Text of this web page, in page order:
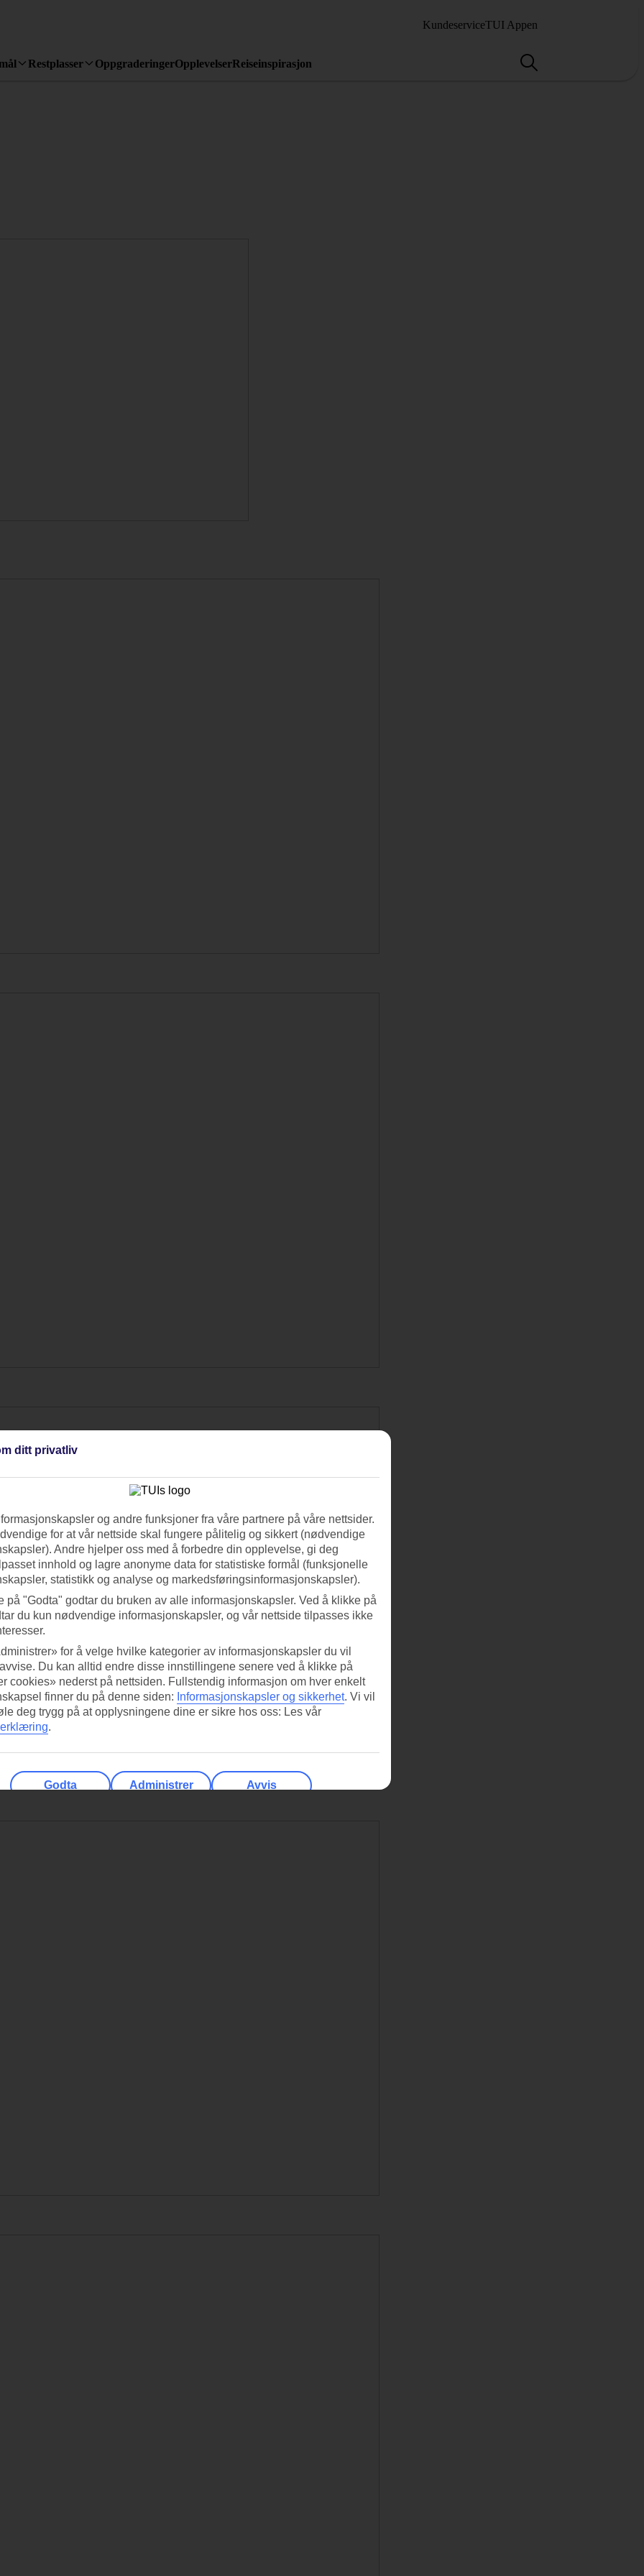
KundeserviceTUI Appen
Restplasser OppgraderingerOpplevelserReiseinspirasjon
ditt privatliv
og andre funksjoner fra våre partnere på våre nettsider.
for at vår nettside skal fungere pålitelig og sikkert (nødvendige
Andre hjelper oss med å forbedre din opplevelse, gi deg
innhold og lagre anonyme data for statistiske formål (funksjonelle
statistikk og analyse og markedsføringsinformasjonskapsler).
på "Godta" godtar du bruken av alle informasjonskapsler. Ved å klikke på
du kun nødvendige informasjonskapsler, og vår nettside tilpasses ikke
for å velge hvilke kategorier av informasjonskapsler du vil
Du kan alltid endre disse innstillingene senere ved å klikke på
cookies» nederst på nettsiden. Fullstendig informasjon om hver enkelt
finner du på denne siden: Informasjonskapsler og sikkerhet. Vi vil
deg trygg på at opplysningene dine er sikre hos oss: Les vår
.
Godta Administrer Avvis